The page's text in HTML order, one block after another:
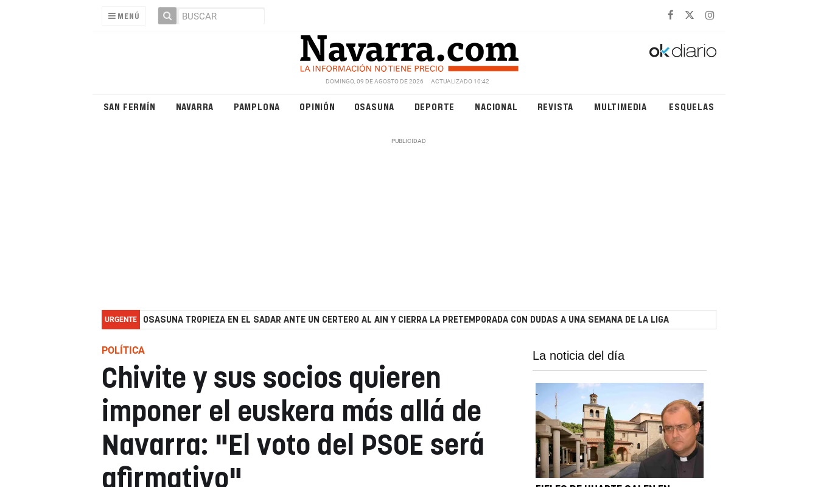
MENÚ
DOMINGO, 09 DE AGOSTO DE 2026 ACTUALIZADO 10:42
SAN FERMÍN NAVARRA PAMPLONA OPINIÓN OSASUNA DEPORTE NACIONAL REVISTA MULTIMEDIA ESQUELAS
URGENTE OSASUNA TROPIEZA EN EL SADAR ANTE UN CERTERO AL AIN Y CIERRA LA PRETEMPORADA CON DUDAS A UNA SEMANA DE LA LIGA
POLÍTICA
Chivite y sus socios quieren
imponer el euskera más allá de
Navarra: "El voto del PSOE será
afirmativo"
La noticia del día